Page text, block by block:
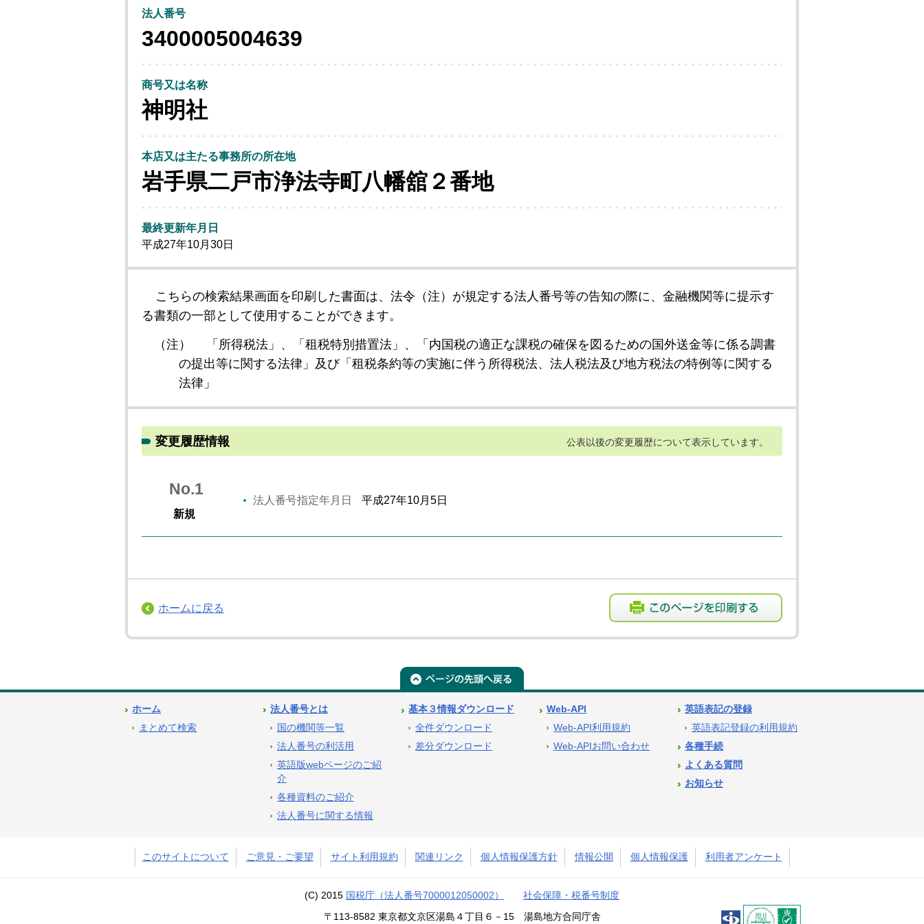
法人番号
3400005004639
商号又は名称
神明社
本店又は主たる事務所の所在地
岩手県二戸市浄法寺町八幡舘２番地
最終更新年月日
平成27年10月30日
こちらの検索結果画面を印刷した書面は、法令（注）が規定する法人番号等の告知の際に、金融機関等に提示す
る書類の一部として使用することができます。
（注）
「所得税法」、「租税特別措置法」、「内国税の適正な課税の確保を図るための国外送金等に係る調書
の提出等に関する法律」及び「租税条約等の実施に伴う所得税法、法人税法及び地方税法の特例等に関する
法律」
変更履歴情報 公表以後の変更履歴について表示しています。
No.1
新規
法人番号指定年月日 平成27年10月5日
ホームに戻る
ホーム
まとめて検索
法人番号とは
国の機関等一覧
法人番号の利活用
英語版webページのご紹
介
各種資料のご紹介
法人番号に関する情報
基本３情報ダウンロード
全件ダウンロード
差分ダウンロード
Web-API
Web-API利用規約
Web-APIお問い合わせ
英語表記の登録
英語表記登録の利用規約
各種手続
よくある質問
お知らせ
このサイトについて ご意見・ご要望 サイト利用規約 関連リンク 個人情報保護方針 情報公開 個人情報保護 利用者アンケート
(C) 2015 国税庁（法人番号7000012050002） 社会保障・税番号制度
〒113-8582 東京都文京区湯島４丁目６－15 湯島地方合同庁舎